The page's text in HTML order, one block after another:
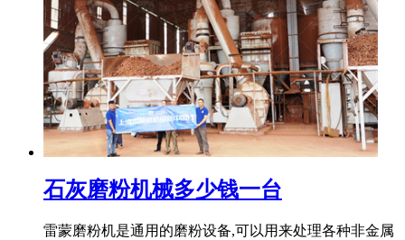
石灰磨粉机械多少钱一台
雷蒙磨粉机是通用的磨粉设备,可以用来处理各种非金属